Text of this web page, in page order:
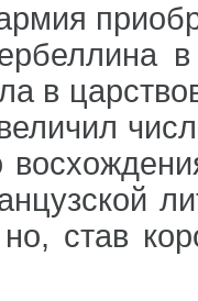
в
в
став